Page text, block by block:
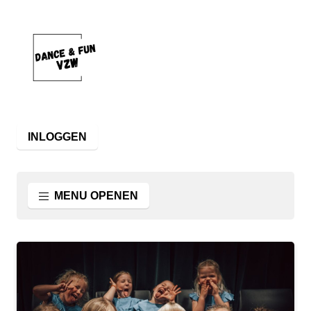
INLOGGEN
MENU OPENEN